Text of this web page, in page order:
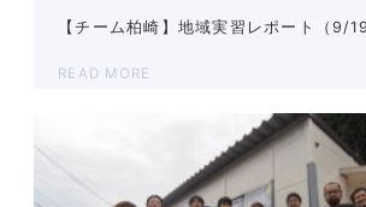
【チーム柏崎】地域実習レポート（9/19
READ MORE